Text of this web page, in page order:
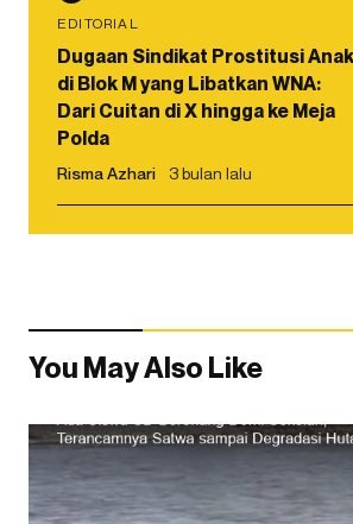
EDITORIAL
Dugaan Sindikat Prostitusi Anak
di Blok M yang Libatkan WNA:
Dari Cuitan di X hingga ke Meja
Polda
Risma Azhari 3 bulan lalu
You May Also Like